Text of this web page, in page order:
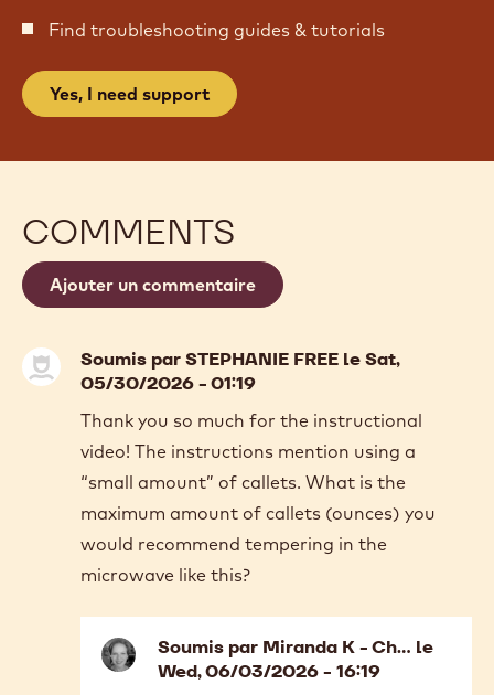
Find troubleshooting guides & tutorials
Yes, I need support
COMMENTS
Ajouter un commentaire
Soumis parSTEPHANIE FREE le Sat,
05/30/2026 - 01:19
Thank you so much for the instructional
video! The instructions mention using a
“small amount” of callets. What is the
maximum amount of callets (ounces) you
would recommend tempering in the
microwave like this?
Soumis par Miranda K - Ch… le
Wed, 06/03/2026 - 16:19